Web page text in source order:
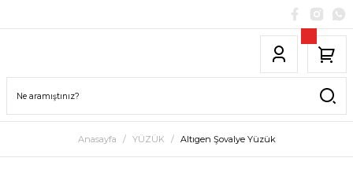
Anasayfa YÜZÜK Altıgen Şovalye Yüzük